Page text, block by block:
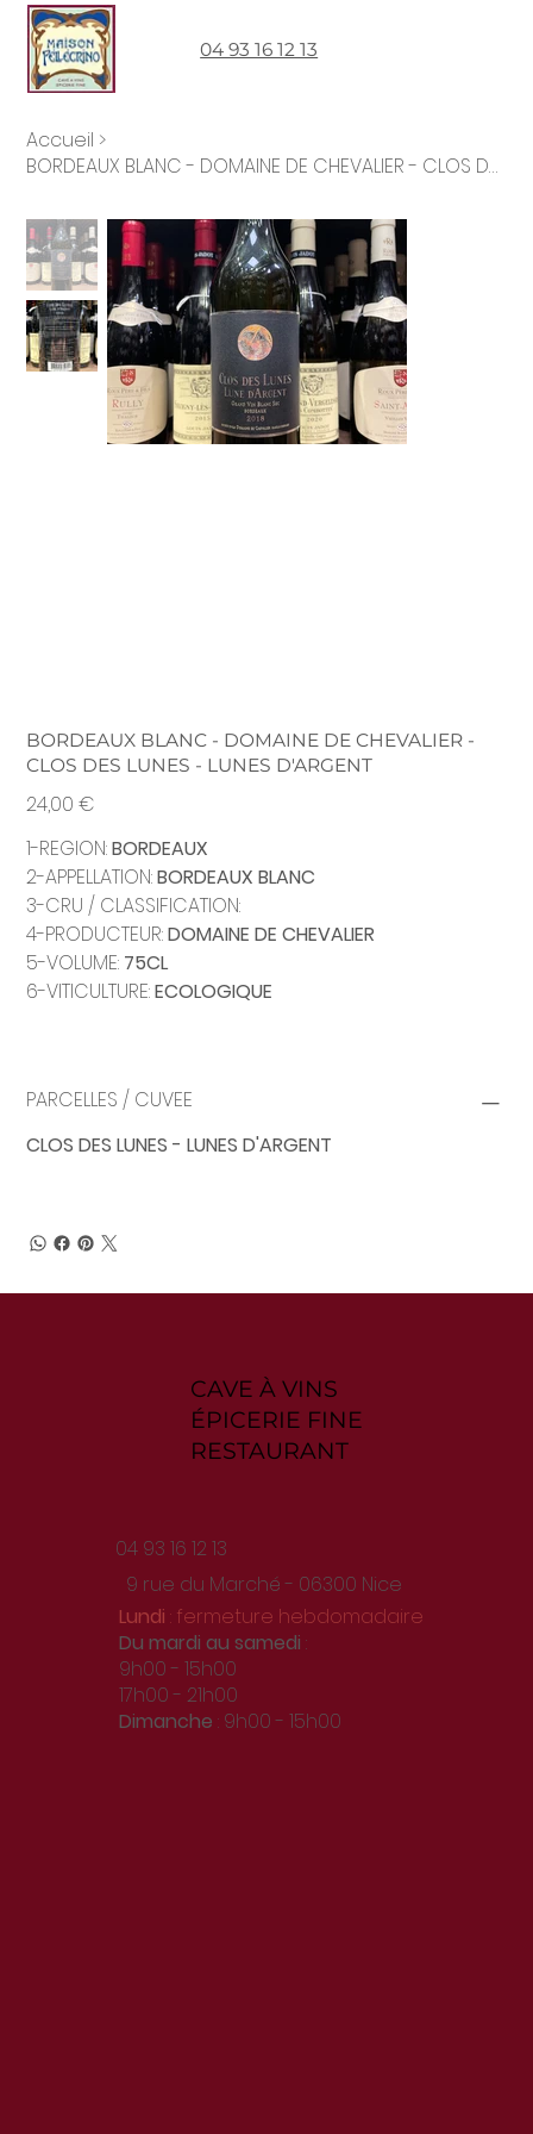
04 93 16 12 13
Accueil >
BORDEAUX BLANC - DOMAINE DE CHEVALIER - CLOS DES LUNES - LUNES D'ARGENT
BORDEAUX BLANC - DOMAINE DE CHEVALIER -
CLOS DES LUNES - LUNES D'ARGENT
Prix
24,00 €
1-REGION:BORDEAUX
2-APPELLATION:BORDEAUX BLANC
3-CRU / CLASSIFICATION:
4-PRODUCTEUR:DOMAINE DE CHEVALIER
5-VOLUME: 75CL
6-VITICULTURE:ECOLOGIQUE
PARCELLES / CUVEE
CLOS DES LUNES - LUNES D'ARGENT
CAVE À VINS
ÉPICERIE FINE
RESTAURANT
9 rue du Marché - 06300 Nice
04 93 16 12 13
Lundi : fermeture hebdomadaire
Du mardi au samedi :
9h00 - 15h00
17h00 - 21h00
Dimanche : 9h00 - 15h00